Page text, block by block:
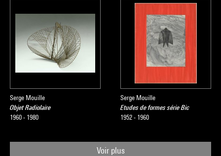
Serge Mouille
Objet Radiolaire
1960 - 1980
Serge Mouille
Etudes de formes série Bic
1952 - 1960
Voir plus